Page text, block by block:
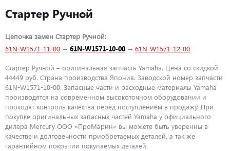
Стартер Ручной
Цепочка замен Стартер Ручной:
61N-W1571-11-00 → 61N-W1571-10-00 → 61N-W1571-12-00
Стартер Ручной – оригинальная запчасть Yamaha. Цена со скидкой
44449 руб. Страна производства Япония. Заводской номер запчасти
61N-W1571-10-00. Запасные части и расходные материалы Yamaha
производятся на современном высокоточном оборудовании и
проходят контроль качества перед поступлением в продажу. При
покупке оригинальных запасных частей Yamaha у официального
дилера Mercury ООО «ПроМарин» вы можете быть уверенны в
качестве и долговечности приобретаемых деталей, а так же
гарантийном покрытии покупаемых деталей.